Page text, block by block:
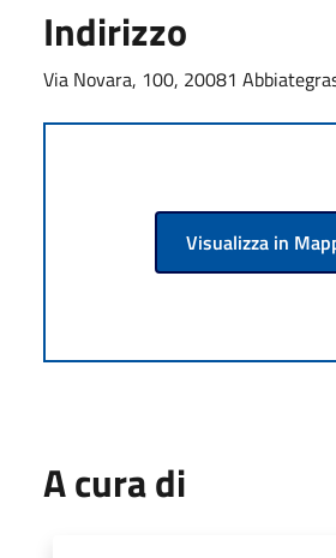
Indirizzo
Via Novara, 100, 20081
Visualizza in
A cura di